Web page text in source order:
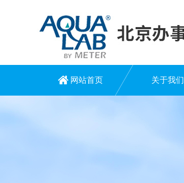
网站首页 关于我们